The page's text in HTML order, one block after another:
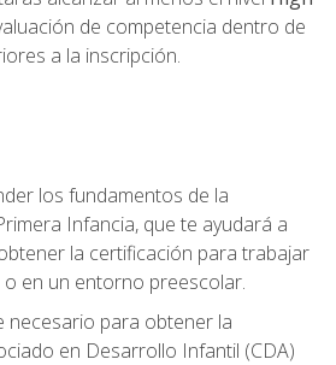
de competencia dentro de
a la inscripción.
los fundamentos de la
Infancia, que te ayudará a
la certificación para trabajar
en un entorno preescolar.
necesario para obtener la
en Desarrollo Infantil (CDA)